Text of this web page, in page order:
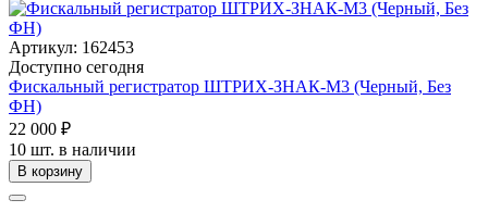
Артикул: 162453
Доступно сегодня
Фискальный регистратор ШТРИХ-ЗНАК-М3 (Черный, Без
ФН)
22 000 ₽
10 шт. в наличии
В корзину